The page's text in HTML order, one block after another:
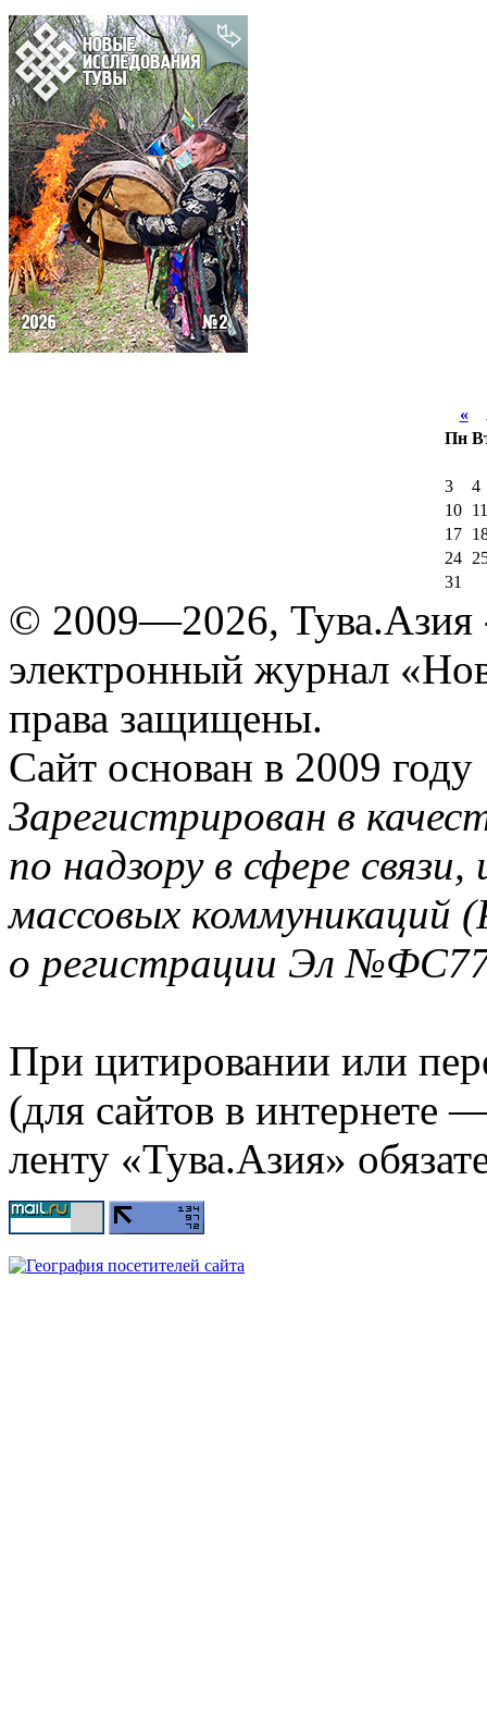
«
Пн
3
4
10
11
17
24
31
© 2009—2026, Тува.Азия
электронный журнал
права защищены.
Сайт основан в 2009 году
Зарегистрирован в
по надзору в сфере
массовых коммуникаций
о регистрации Эл
При цитировании или
(для сайтов в интернете
ленту «Тува.Азия»